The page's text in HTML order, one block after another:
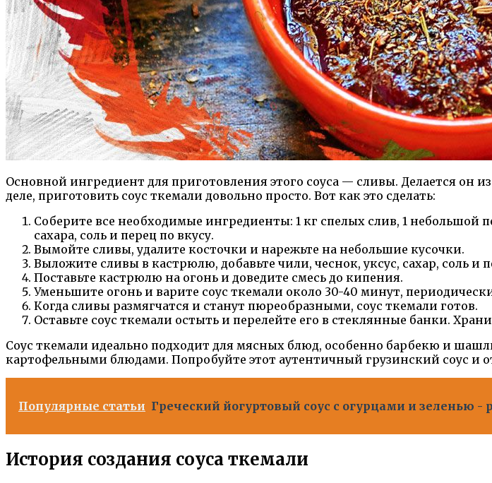
Основной ингредиент для приготовления этого соуса — сливы. Делается он
деле, приготовить соус ткемали довольно просто. Вот как это сделать:
Соберите все необходимые ингредиенты: 1 кг спелых слив, 1 небольшой
сахара, соль и перец по вкусу.
Вымойте сливы, удалите косточки и нарежьте на небольшие кусочки.
Выложите сливы в кастрюлю, добавьте чили, чеснок, уксус, сахар, соль и
Поставьте кастрюлю на огонь и доведите смесь до кипения.
Уменьшите огонь и варите соус ткемали около 30-40 минут,
Когда сливы размягчатся и станут пюреобразными, соус ткемали готов.
Оставьте соус ткемали остыть и перелейте его в стеклянные банки.
Соус ткемали идеально подходит для мясных блюд, особенно барбекю и
картофельными блюдами. Попробуйте этот аутентичный грузинский соус и
Популярные статьи Греческий йогуртовый соус с огурцами и зеленью -
История создания соуса ткемали